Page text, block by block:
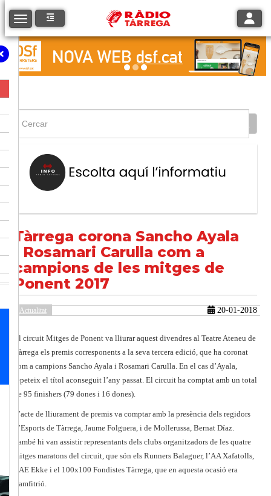
Toggle navigation
Tàrrega corona Sancho Ayala
i Rosamari Carulla com a
campions de les mitges de
Ponent 2017
Actualitat 20-01-2018
El circuit Mitges de Ponent va lliurar aquest divendres al Teatre Ateneu de
Tàrrega els premis corresponents a la seva tercera edició, que ha coronat
com a campions Sancho Ayala i Rosamari Carulla. En el cas d’Ayala,
repeteix el títol aconseguit l’any passat. El circuit ha comptat amb un total
de 95 finishers (79 dones i 16 dones).
L’acte de lliurament de premis va comptar amb la presència dels regidors
d’Esports de Tàrrega, Jaume Folguera, i de Mollerussa, Bernat Díaz.
També hi van assistir representants dels clubs organitzadors de les quatre
mitges maratons del circuit, que són els Runners Balaguer, l’AA Xafatolls,
l’AE Ekke i el 100x100 Fondistes Tàrrega, que en aquesta ocasió era
l’amfitrió.